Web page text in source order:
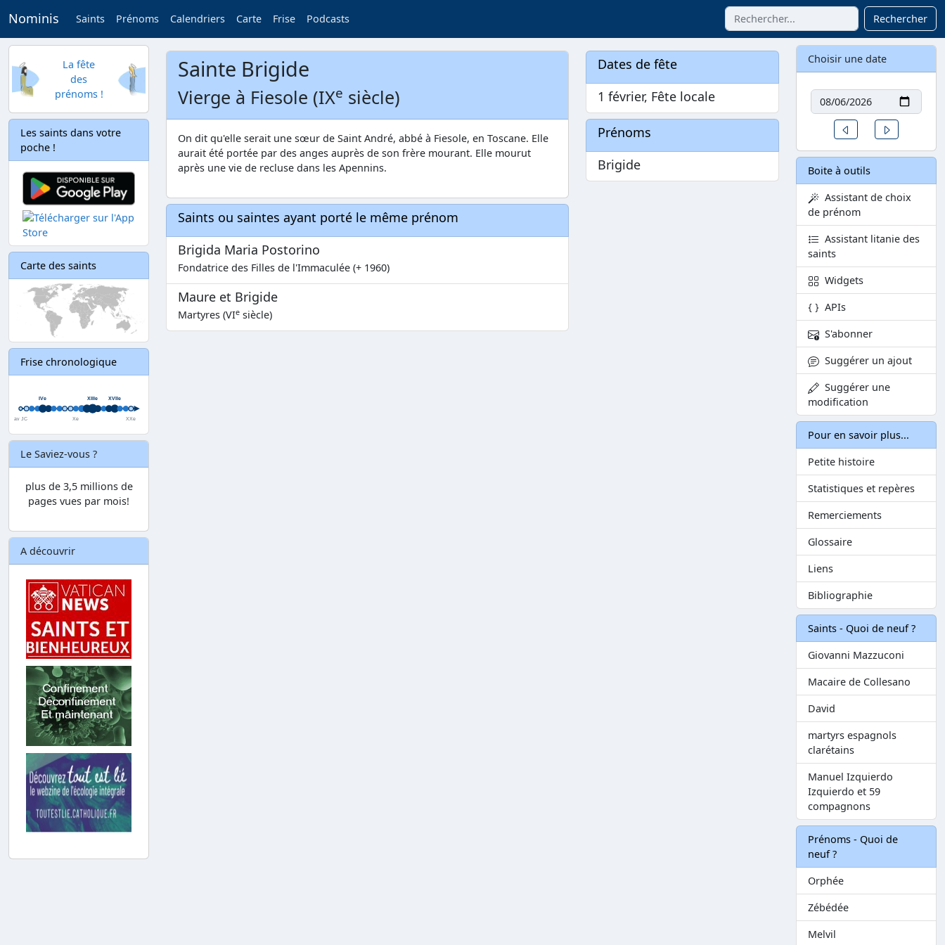
Nominis Saints Prénoms Calendriers Carte Frise Podcasts Rechercher
La fête
des
prénoms !
Les saints dans votre
poche !
Carte des saints
Frise chronologique
Le Saviez-vous ?
plus de 3,5 millions de
pages vues par mois!
A découvrir
Sainte Brigide
Vierge à Fiesole (IXe siècle)
On dit qu'elle serait une sœur de Saint André, abbé à Fiesole, en Toscane. Elle
aurait été portée par des anges auprès de son frère mourant. Elle mourut
après une vie de recluse dans les Apennins.
Saints ou saintes ayant porté le même prénom
Brigida Maria Postorino
Fondatrice des Filles de l'Immaculée (+ 1960)
Maure et Brigide
Martyres (VIe siècle)
Dates de fête
1 février, Fête locale
Prénoms
Brigide
Choisir une date
Date
Un jour avant
Boite à outils
Assistant de choix
de prénom
Assistant litanie des
saints
Widgets
APIs
S'abonner
Suggérer un ajout
Suggérer une
modification
Pour en savoir plus...
Petite histoire
Statistiques et repères
Remerciements
Glossaire
Liens
Bibliographie
Saints - Quoi de neuf ?
Giovanni Mazzuconi
Macaire de Collesano
David
martyrs espagnols
clarétains
Manuel Izquierdo
Izquierdo et 59
compagnons
Prénoms - Quoi de
neuf ?
Orphée
Zébédée
Melvil